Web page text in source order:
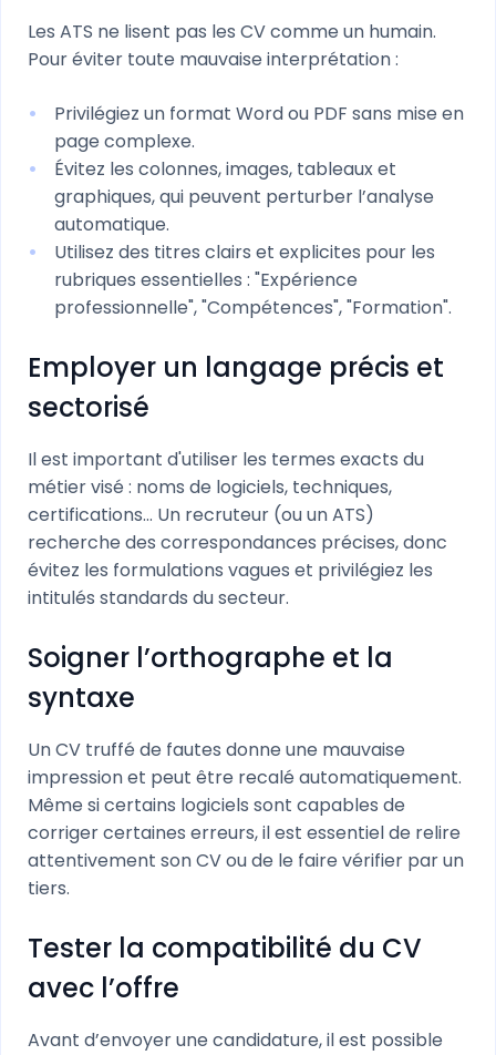
Les ATS ne lisent pas les CV comme un humain.
Pour éviter toute mauvaise interprétation :
Privilégiez un format Word ou PDF sans mise en
page complexe.
Évitez les colonnes, images, tableaux et
graphiques, qui peuvent perturber l’analyse
automatique.
Utilisez des titres clairs et explicites pour les
rubriques essentielles : "Expérience
professionnelle", "Compétences", "Formation".
Employer un langage précis et
sectorisé
Il est important d'utiliser les termes exacts du
métier visé : noms de logiciels, techniques,
certifications… Un recruteur (ou un ATS)
recherche des correspondances précises, donc
évitez les formulations vagues et privilégiez les
intitulés standards du secteur.
Soigner l’orthographe et la
syntaxe
Un CV truffé de fautes donne une mauvaise
impression et peut être recalé automatiquement.
Même si certains logiciels sont capables de
corriger certaines erreurs, il est essentiel de relire
attentivement son CV ou de le faire vérifier par un
tiers.
Tester la compatibilité du CV
avec l’offre
Avant d’envoyer une candidature, il est possible